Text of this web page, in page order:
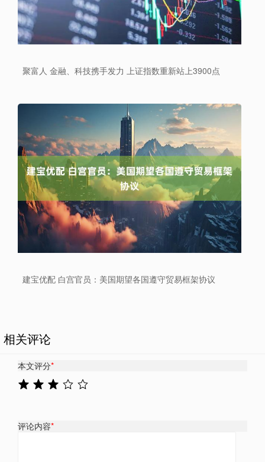
聚富人 金融、科技携手发力 上证指数重新站上3900点
建宝优配 白宫官员：美国期望各国遵守贸易框架协议
相关评论
本文评分*
评论内容*